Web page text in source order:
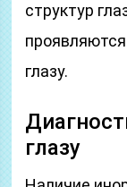
структур
глазу.
глазу